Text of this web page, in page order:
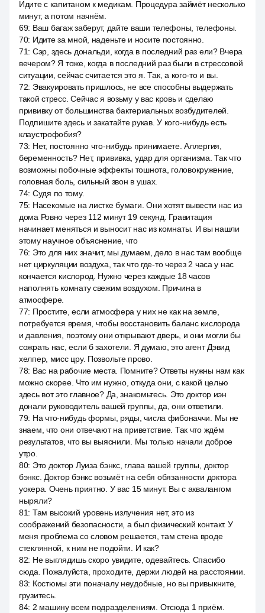
Идите с капитаном к медикам. Процедура займёт несколько
минут, а потом начнём.
69: Ваш багаж заберут, дайте ваши телефоны, телефоны.
70: Идите за мной, наденьте и носите постоянно.
71: Сэр, здесь дональди, когда в последний раз ели? Вчера
вечером? Я тоже, когда в последний раз были в стрессовой
ситуации, сейчас считается это я. Так, а кого-то и вы.
72: Эвакуировать пришлось, не все способны выдержать
такой стресс. Сейчас я возьму у вас кровь и сделаю
прививку от большинства бактериальных возбудителей.
Подпишите здесь и закатайте рукав. У кого-нибудь есть
клаустрофобия?
73: Нет, постоянно что-нибудь принимаете. Аллергия,
беременность? Нет, прививка, удар для организма. Так что
возможны побочные эффекты тошнота, головокружение,
головная боль, сильный звон в ушах.
74: Судя по тому.
75: Насекомые на листке бумаги. Они хотят вывести нас из
дома Ровно через 112 минут 19 секунд. Гравитация
начинает меняться и выносит нас из комнаты. И вы нашли
этому научное объяснение, что
76: Это для них значит, мы думаем, дело в нас там вообще
нет циркуляции воздуха, так что где-то через 2 часа у нас
кончается кислород. Нужно через каждые 18 часов
наполнять комнату свежим воздухом. Причина в
атмосфере.
77: Простите, если атмосфера у них не как на земле,
потребуется время, чтобы восстановить баланс кислорода
и давления, поэтому они открывают дверь, и они могли бы
сожрать нас, если б захотели. Я думаю, это агент Дэвид
хелпер, мисс цру. Позвольте прово.
78: Вас на рабочие места. Помните? Ответы нужны нам как
можно скорее. Что им нужно, откуда они, с какой целью
здесь вот это главное? Да, знакомьтесь. Это доктор иэн
донали руководитель вашей группы, да, они ответили.
79: На что-нибудь формы, ряды, числа фибоначчи. Мы не
знаем, что они отвечают на приветствие. Так что ждём
результатов, что вы выяснили. Мы только начали доброе
утро.
80: Это доктор Луиза бэнкс, глава вашей группы, доктор
бэнкс. Доктор бэнкс возьмёт на себя обязанности доктора
уокера. Очень приятно. У вас 15 минут. Вы с аквалангом
ныряли?
81: Там высокий уровень излучения нет, это из
соображений безопасности, а был физический контакт. У
меня проблема со словом решается, там стена вроде
стеклянной, к ним не подойти. И как?
82: Не выглядишь скоро увидите, одевайтесь. Спасибо
сюда. Пожалуйста, проходите, держи людей на расстоянии.
83: Костюмы эти поначалу неудобные, но вы привыкните,
грузитесь.
84: 2 машину всем подразделениям. Отсюда 1 приём.